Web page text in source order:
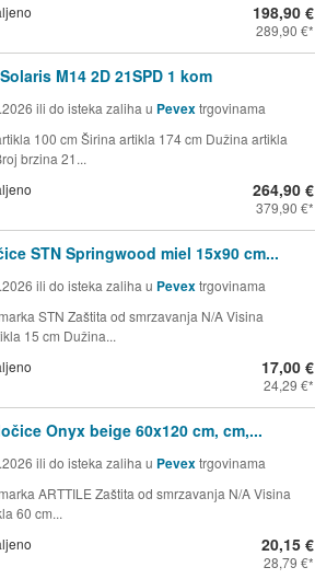
198,90 €
289,90 €
M14 2D 21SPD 1 kom
ili do isteka zaliha u Pevextrgovinama
100 cm Širina artikla 174 cm Dužina artikla
brzina 21...
264,90 €
379,90 €
STN Springwood miel 15x90 cm...
ili do isteka zaliha u Pevextrgovinama
STN Zaštita od smrzavanja N/A Visina
15 cm Dužina...
17,00 €
24,29 €
Onyx beige 60x120 cm, cm,...
ili do isteka zaliha u Pevextrgovinama
ARTTILE Zaštita od smrzavanja N/A Visina
60 cm...
20,15 €
28,79 €